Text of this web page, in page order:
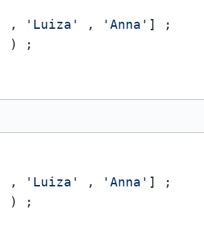
, 'Luiza' , 'Anna'
, 'Luiza' , 'Anna'